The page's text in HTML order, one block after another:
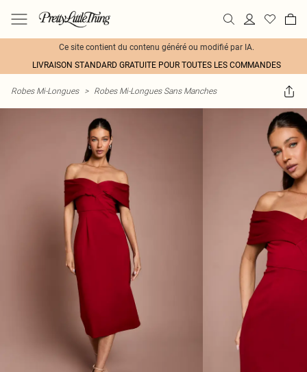
Ce site contient du contenu généré ou modifié par IA.
LIVRAISON STANDARD GRATUITE POUR TOUTES LES COMMANDES
Robes Mi-Longues > Robes Mi-Longues Sans Manches